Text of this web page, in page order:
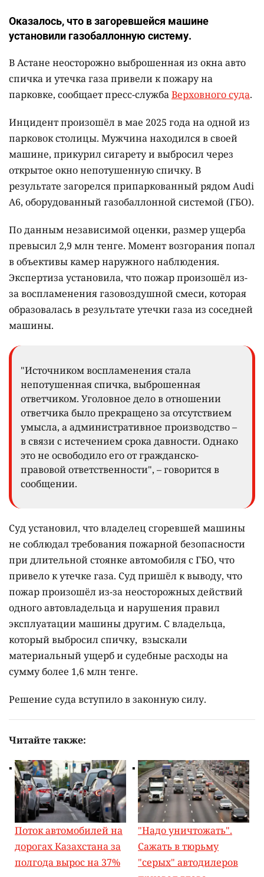
Оказалось, что в загоревшейся машине
установили газобаллонную систему.
В Астане неосторожно выброшенная из окна авто
спичка и утечка газа привели к пожару на
парковке, сообщает пресс-службаВерховного суда.
Инцидент произошёл в мае 2025 года на одной из
парковок столицы. Мужчина находился в своей
машине, прикурил сигарету и выбросил через
открытое окно непотушенную спичку. В
результате загорелся припаркованный рядом Audi
A6, оборудованный газобаллонной системой (ГБО).
По данным независимой оценки, размер ущерба
превысил 2,9 млн тенге. Момент возгорания попал
в объективы камер наружного наблюдения.
Экспертиза установила, что пожар произошёл из-
за воспламенения газовоздушной смеси, которая
образовалась в результате утечки газа из соседней
машины.
"Источником воспламенения стала
непотушенная спичка, выброшенная
ответчиком. Уголовное дело в отношении
ответчика было прекращено за отсутствием
умысла, а административное производство –
в связи с истечением срока давности. Однако
это не освободило его от гражданско-
правовой ответственности", – говорится в
сообщении.
Суд установил, что владелец сгоревшей машины
не соблюдал требования пожарной безопасности
при длительной стоянке автомобиля с ГБО, что
привело к утечке газа. Суд пришёл к выводу, что
пожар произошёл из-за неосторожных действий
одного автовладельца и нарушения правил
эксплуатации машины другим. С владельца,
который выбросил спичку, взыскали
материальный ущерб и судебные расходы на
сумму более 1,6 млн тенге.
Решение суда вступило в законную силу.
Читайте также:
Поток автомобилей на
дорогах Казахстана за
полгода вырос на 37%
"Надо уничтожать".
Сажать в тюрьму
"серых" автодилеров